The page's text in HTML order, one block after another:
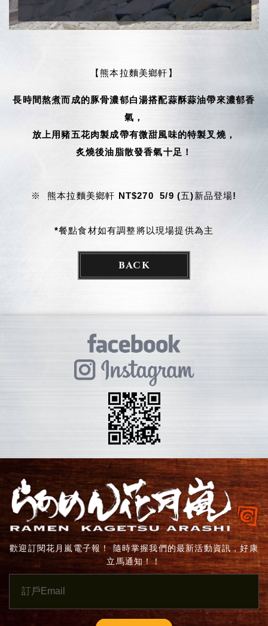
【熊本拉麵美鄉軒】
長時間熬煮而成的豚骨濃郁白湯搭配蒜酥蒜油帶來濃郁香
氣，
放上用豬五花肉製成帶有微甜風味的特製叉燒，
炙燒後油脂散發香氣十足！
※ 熊本拉麵美鄉軒 NT$270 5/9 (五)新品登場!
*餐點食材如有調整將以現場提供為主
BACK
歡迎訂閱花月嵐電子報！ 隨時掌握我們的最新活動資訊，好康
立馬通知！！